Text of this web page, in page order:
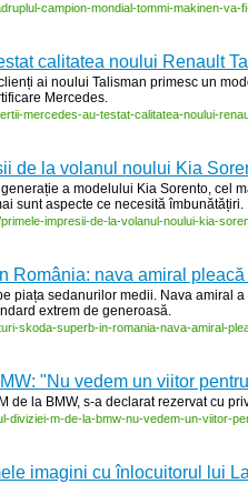
campion-mondial-tommi-makinen-va-
calitatea noului Renault
ai noului Talisman primesc un
Mercedes.
mercedes-au-testat-calitatea-noului-
de la volanul noului Kia
a modelului Kia Sorento, cel
sunt aspecte ce necesită îmbunătățiri.
primele-impresii-de-la-volanul-noului-kia-
România: nava amiral
piața sedanurilor medii. Nava amiral
extrem de generoasă.
skoda-superb-in-romania-nava-amiral-
"Nu vedem un viitor
de la BMW, s-a declarat rezervat cu
diviziei-m-de-la-bmw-nu-vedem-un-viitor-
imagini cu înlocuitorul lui